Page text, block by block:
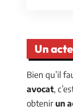
Un
Bien qu’il
avocat,
obtenir un